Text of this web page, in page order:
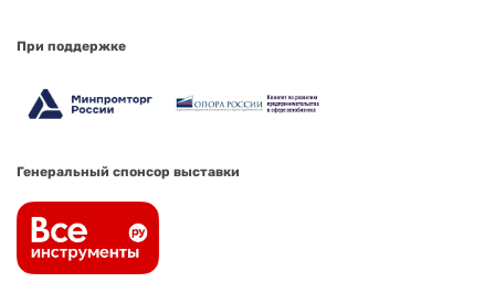
При поддержке
Генеральный спонсор выставки